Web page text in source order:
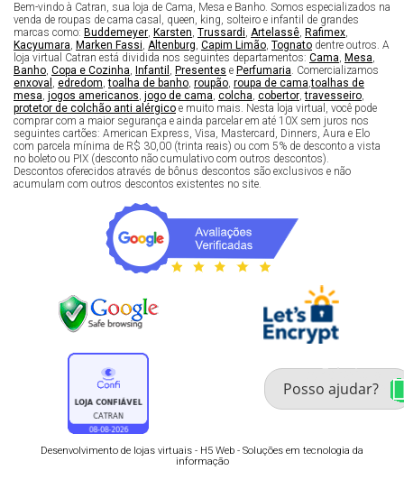
Bem-vindo à Catran, sua loja de Cama, Mesa e Banho. Somos especializados na
venda de roupas de cama casal, queen, king, solteiro e infantil de grandes
marcas como: Buddemeyer, Karsten, Trussardi, Artelassê, Rafimex,
Kacyumara, Marken Fassi, Altenburg, Capim Limão, Tognato dentre outros. A
loja virtual Catran está dividida nos seguintes departamentos: Cama, Mesa,
Banho, Copa e Cozinha, Infantil , Presentes e Perfumaria. Comercializamos
enxoval , edredom,toalha de banho, roupão, roupa de cama,toalhas de
mesa, jogos americanos, jogo de cama, colcha, cobertor,travesseiro,
protetor de colchão anti alérgico e muito mais. Nesta loja virtual, você pode
comprar com a maior segurança e ainda parcelar em até 10X sem juros nos
seguintes cartões: American Express, Visa, Mastercard, Dinners, Aura e Elo
com parcela mínima de R$ 30,00 (trinta reais) ou com 5% de desconto a vista
no boleto ou PIX (desconto não cumulativo com outros descontos).
Descontos oferecidos através de bônus descontos são exclusivos e não
acumulam com outros descontos existentes no site.
Desenvolvimento de lojas virtuais - H5 Web - Soluções em tecnologia da
informação
Fale com um especialista
enxoval